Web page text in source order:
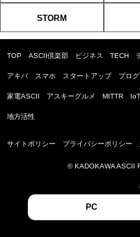
STORM
TOP ASCII倶楽部 ビジネス TECH
アキバ スマホ スタートアップ プロ
家電ASCII アスキーグルメ MITTR IoT
地方活性
サイトポリシー プライバシーポリシー
© KADOKAWA ASCII
PC